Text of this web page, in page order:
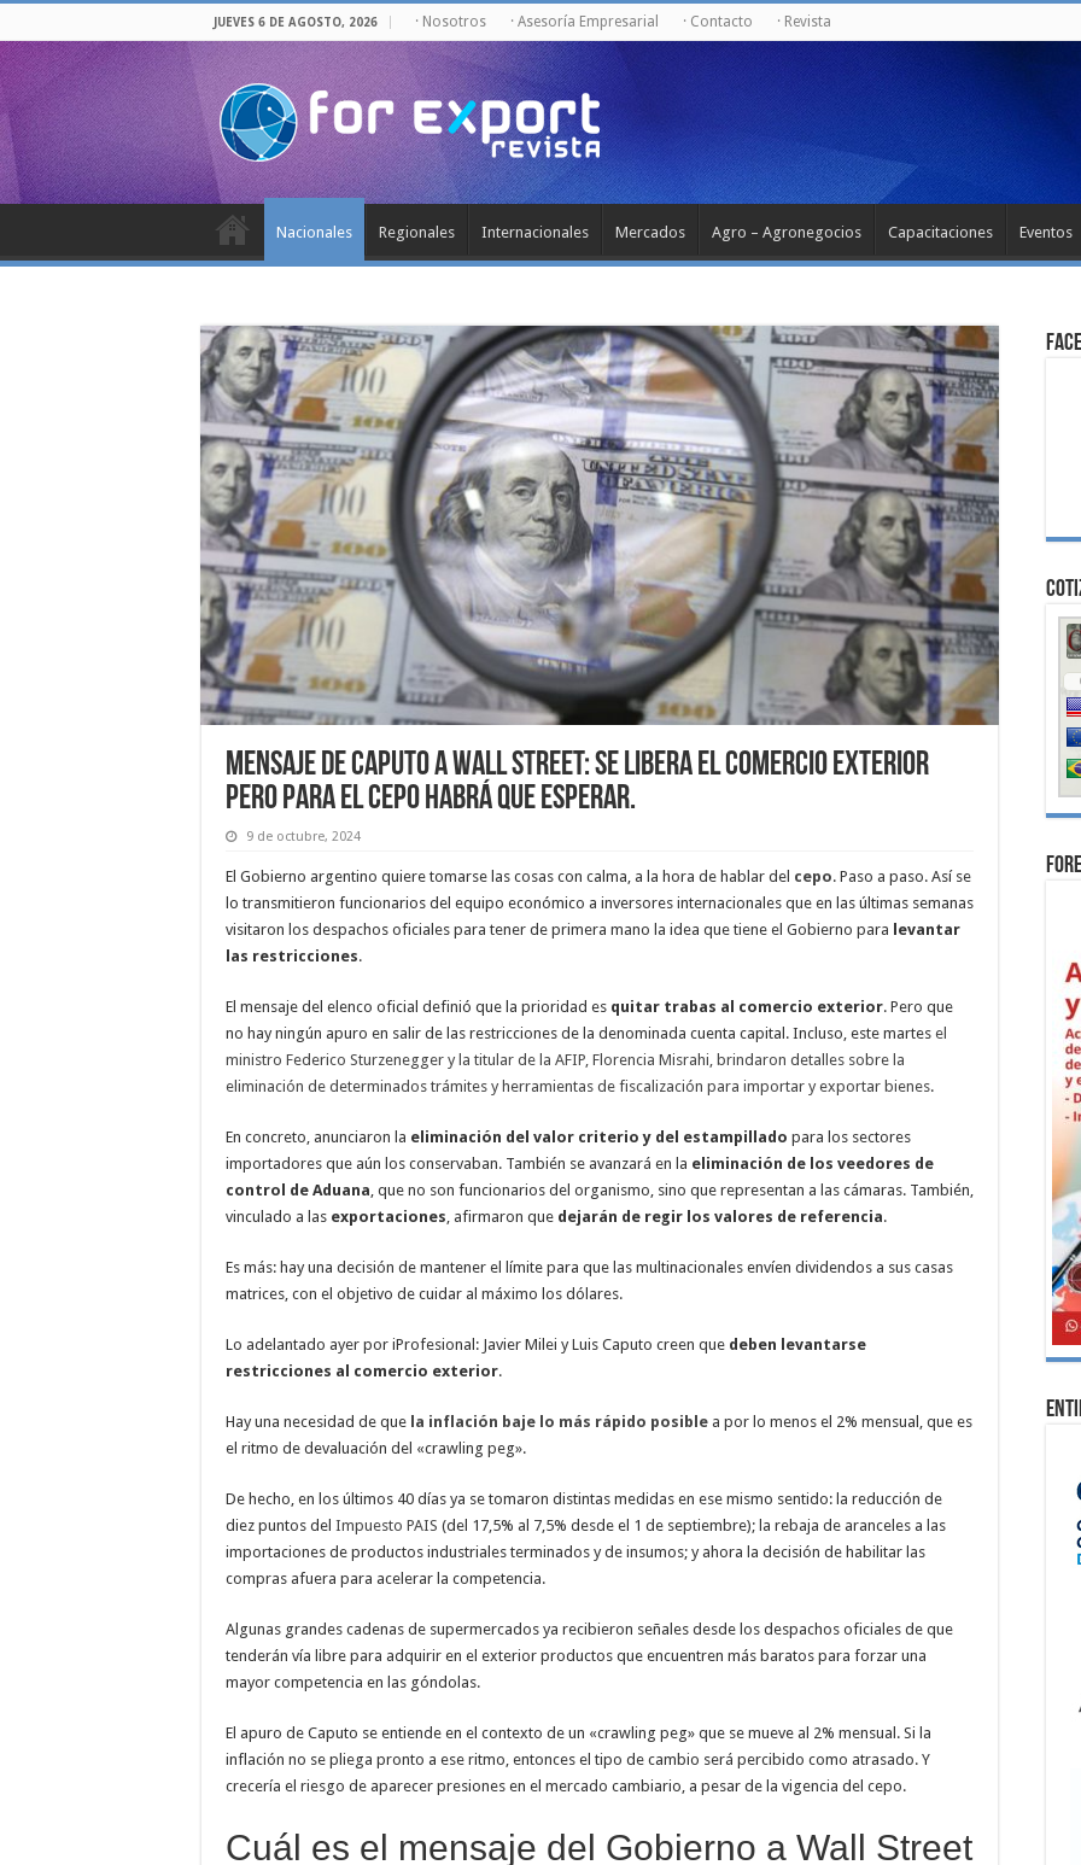
JUEVES 6 DE AGOSTO, 2026 · Nosotros · Asesoría Empresarial · Contacto · Revista
Nacionales Regionales Internacionales Mercados Agro – Agronegocios Capacitaciones Eventos
Mensaje de Caputo a Wall Street: se libera el comercio exterior
pero para el cepo habrá que esperar.
9 de octubre, 2024
El Gobierno argentino quiere tomarse las cosas con calma, a la hora de hablar del cepo. Paso a paso. Así se
lo transmitieron funcionarios del equipo económico a inversores internacionales que en las últimas semanas
visitaron los despachos oficiales para tener de primera mano la idea que tiene el Gobierno para levantar
las restricciones.
El mensaje del elenco oficial definió que la prioridad es quitar trabas al comercio exterior. Pero que
no hay ningún apuro en salir de las restricciones de la denominada cuenta capital. Incluso, este martes el
ministro Federico Sturzenegger y la titular de la AFIP, Florencia Misrahi, brindaron detalles sobre la
eliminación de determinados trámites y herramientas de fiscalización para importar y exportar bienes.
En concreto, anunciaron la eliminación del valor criterio y del estampillado para los sectores
importadores que aún los conservaban. También se avanzará en la eliminación de los veedores de
control de Aduana, que no son funcionarios del organismo, sino que representan a las cámaras. También,
vinculado a las exportaciones, afirmaron que dejarán de regir los valores de referencia.
Es más: hay una decisión de mantener el límite para que las multinacionales envíen dividendos a sus casas
matrices, con el objetivo de cuidar al máximo los dólares.
Lo adelantado ayer por iProfesional: Javier Milei y Luis Caputo creen que deben levantarse
restricciones al comercio exterior.
Hay una necesidad de que la inflación baje lo más rápido posible a por lo menos el 2% mensual, que es
el ritmo de devaluación del «crawling peg».
De hecho, en los últimos 40 días ya se tomaron distintas medidas en ese mismo sentido: la reducción de
diez puntos del Impuesto PAIS (del 17,5% al 7,5% desde el 1 de septiembre); la rebaja de aranceles a las
importaciones de productos industriales terminados y de insumos; y ahora la decisión de habilitar las
compras afuera para acelerar la competencia.
Algunas grandes cadenas de supermercados ya recibieron señales desde los despachos oficiales de que
tenderán vía libre para adquirir en el exterior productos que encuentren más baratos para forzar una
mayor competencia en las góndolas.
El apuro de Caputo se entiende en el contexto de un «crawling peg» que se mueve al 2% mensual. Si la
inflación no se pliega pronto a ese ritmo, entonces el tipo de cambio será percibido como atrasado. Y
crecería el riesgo de aparecer presiones en el mercado cambiario, a pesar de la vigencia del cepo.
Cuál es el mensaje del Gobierno a Wall Street